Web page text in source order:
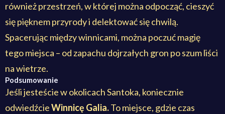
również przestrzeń, w której można odpocząć, cieszyć
się pięknem przyrody i delektować się chwilą.
Spacerując między winnicami, można poczuć magię
tego miejsca – od zapachu dojrzałych gron po szum liści
na wietrze.
Podsumowanie
Jeśli jesteście w okolicach Santoka, koniecznie
odwiedźcieWinnicę Galia.To miejsce, gdzie czas